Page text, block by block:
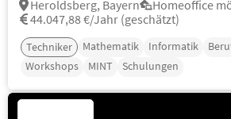
Heroldsberg, Bayern
Homeoffice
44.047,88 €/Jahr (geschätzt)
Techniker Mathematik Informatik
Workshops
MINT Schulungen